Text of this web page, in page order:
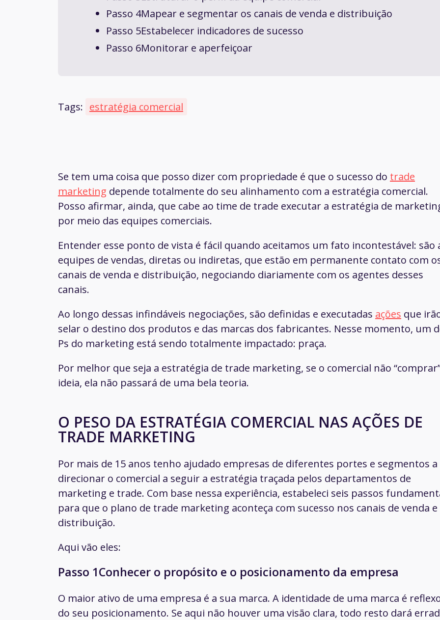
Passo 4Mapear e segmentar os canais de venda e distribuição
Passo 5Estabelecer indicadores de sucesso
Passo 6Monitorar e aperfeiçoar
Tags: estratégia comercial
Se tem uma coisa que posso dizer com propriedade é que o sucesso do trade
marketing depende totalmente do seu alinhamento com a estratégia comercial.
Posso afirmar, ainda, que cabe ao time de trade executar a estratégia de
por meio das equipes comerciais.
Entender esse ponto de vista é fácil quando aceitamos um fato incontestável: são
equipes de vendas, diretas ou indiretas, que estão em permanente contato com
canais de venda e distribuição, negociando diariamente com os agentes desses
canais.
Ao longo dessas infindáveis negociações, são definidas e executadas ações que
selar o destino dos produtos e das marcas dos fabricantes. Nesse momento, um
Ps do marketing está sendo totalmente impactado: praça.
Por melhor que seja a estratégia de trade marketing, se o comercial não
ideia, ela não passará de uma bela teoria.
O PESO DA ESTRATÉGIA COMERCIAL NAS AÇÕES DE
TRADE MARKETING
Por mais de 15 anos tenho ajudado empresas de diferentes portes e segmentos a
direcionar o comercial a seguir a estratégia traçada pelos departamentos de
marketing e trade. Com base nessa experiência, estabeleci seis passos
para que o plano de trade marketing aconteça com sucesso nos canais de venda e
distribuição.
Aqui vão eles:
Passo 1Conhecer o propósito e o posicionamento da empresa
O maior ativo de uma empresa é a sua marca. A identidade de uma marca é
do seu posicionamento. Se aqui não houver uma visão clara, todo resto dará